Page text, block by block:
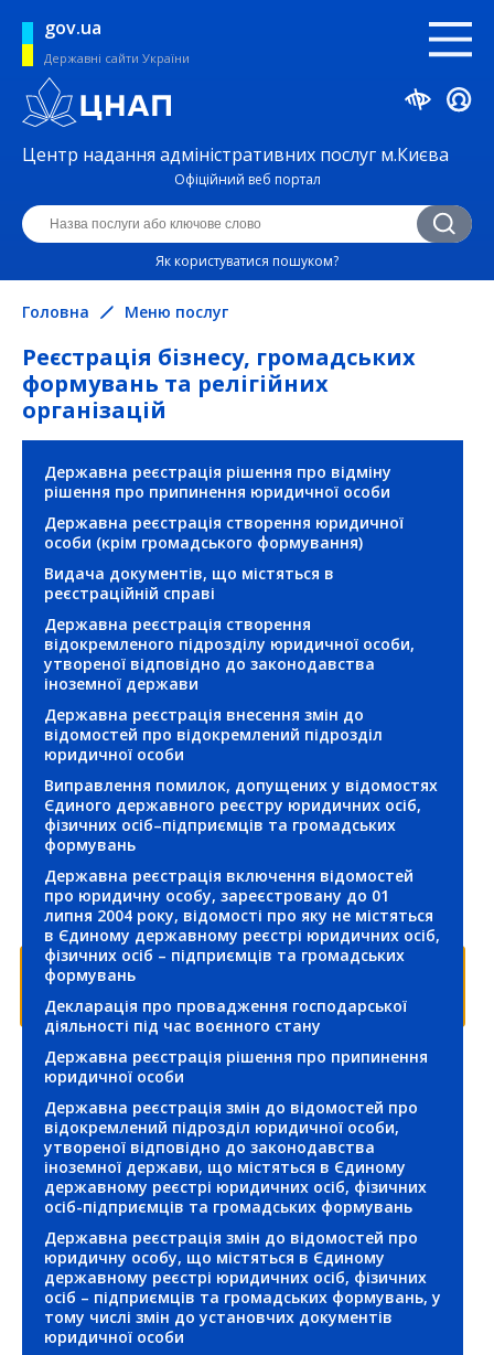
gov.ua
Державні сайти України
Центр надання адміністративних послуг м.Києва
Офіційний веб портал
Як користуватися пошуком?
Головна Меню послуг
Реєстрація бізнесу, громадських
формувань та релігійних
організацій
Безпека життєдіяльності та охорона
праці
Будівництво, нерухомість та реклама
Виробництво та обіг окремих видів
продукції
Громадянство та імміграція
Земля та екологія
Зовнішньоекономічна діяльність
Освіта, спорт та охорона культурної
спадщини
Природні ресурси
Реєстрація бізнесу, громадських
формувань та релігійних організацій
Громадські об'єднання
Релігійні організації
Юридичні особи
Державна реєстрація рішення про відміну
рішення про припинення юридичної особи
Державна реєстрація створення юридичної
особи (крім громадського формування)
Видача документів, що містяться в
реєстраційній справі
Державна реєстрація створення
відокремленого підрозділу юридичної особи,
утвореної відповідно до законодавства
іноземної держави
Державна реєстрація внесення змін до
відомостей про відокремлений підрозділ
юридичної особи
Виправлення помилок, допущених у відомостях
Єдиного державного реєстру юридичних осіб,
фізичних осіб–підприємців та громадських
формувань
Державна реєстрація включення відомостей
про юридичну особу, зареєстровану до 01
липня 2004 року, відомості про яку не містяться
в Єдиному державному реєстрі юридичних осіб,
фізичних осіб – підприємців та громадських
формувань
Декларація про провадження господарської
діяльності під час воєнного стану
Державна реєстрація рішення про припинення
юридичної особи
Державна реєстрація змін до відомостей про
відокремлений підрозділ юридичної особи,
утвореної відповідно до законодавства
іноземної держави, що містяться в Єдиному
державному реєстрі юридичних осіб, фізичних
осіб-підприємців та громадських формувань
Державна реєстрація змін до відомостей про
юридичну особу, що містяться в Єдиному
державному реєстрі юридичних осіб, фізичних
осіб – підприємців та громадських формувань, у
тому числі змін до установчих документів
юридичної особи
Соціальний захист
Теплова енергія та водопостачання
Транспорт